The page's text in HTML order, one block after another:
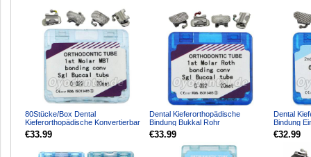
80Stücke/Box Dental
Kieferorthopädische Konvertierbar
Bukkal Rohr Bindung MBT 0....
€33.99
Dental Kieferorthopädische
Bindung Bukkal Rohr
Konvertierbar Roth 0.022 1st
Mola...
€33.99
Dental
Bindung
0.022 2nd
€32.99